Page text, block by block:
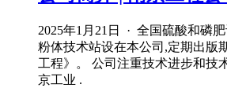
2025年1月21日 · 全国硫酸和磷
粉体技术站设在本公司,定期出版
工程》。 公司注重技术进步和技
京工业 .